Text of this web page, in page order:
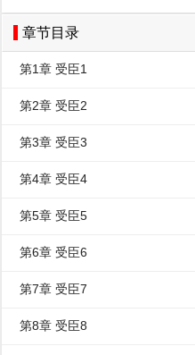
章节目录
第1章 受臣1
第2章 受臣2
第3章 受臣3
第4章 受臣4
第5章 受臣5
第6章 受臣6
第7章 受臣7
第8章 受臣8